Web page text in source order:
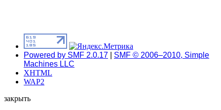
Powered by SMF 2.0.17
SMF © 2006–2010, Simple
Machines LLC
XHTML
WAP2
закрыть